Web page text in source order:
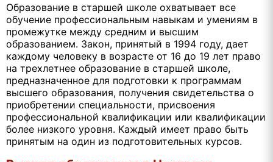
Образование в старшей школе охватывает все
обучение профессиональным навыкам и умениям в
промежутке между средним и высшим
образованием. Закон, принятый в 1994 году, дает
каждому человеку в возрасте от 16 до 19 лет право
на трехлетнее образование в старшей школе,
предназначенное для подготовки к программам
высшего образования, получения свидетельства о
приобретении специальности, присвоения
профессиональной квалификации или квалификации
более низкого уровня. Каждый имеет право быть
принятым на один из подготовительных курсов.